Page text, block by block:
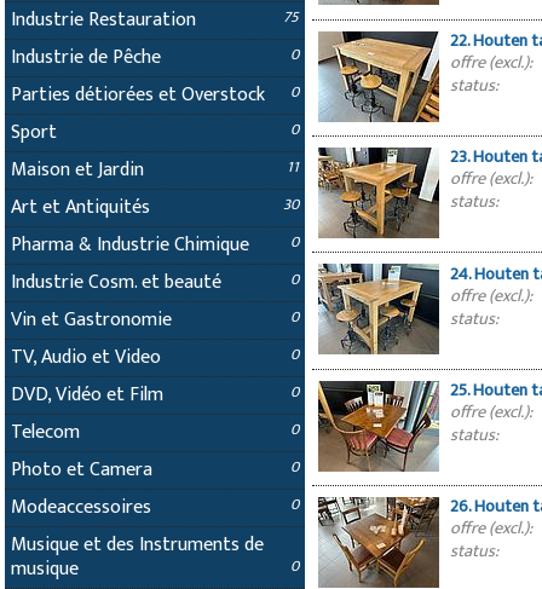
Industrie Restauration 75
Industrie de Pêche 0
Parties détiorées et Overstock 0
Sport 0
Maison et Jardin 11
Art et Antiquités 30
Pharma & Industrie Chimique 0
Industrie Cosm. et beauté 0
Vin et Gastronomie 0
TV, Audio et Video 0
DVD, Vidéo et Film 0
Telecom 0
Photo et Camera 0
Modeaccessoires 0
Musique et des Instruments de
musique 0
22. Houten
offre (excl.):
status:
23. Houten
offre (excl.):
status:
24. Houten
offre (excl.):
status:
25. Houten
offre (excl.):
status:
26. Houten
offre (excl.):
status: